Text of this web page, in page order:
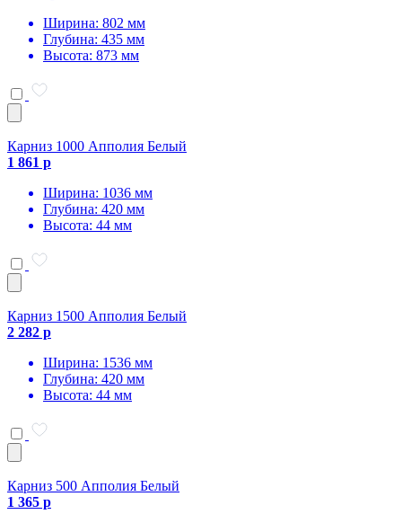
Ширина: 802 мм
Глубина: 435 мм
Высота: 873 мм
Карниз 1000 Апполия Белый
1 861 р
Ширина: 1036 мм
Глубина: 420 мм
Высота: 44 мм
Карниз 1500 Апполия Белый
2 282 р
Ширина: 1536 мм
Глубина: 420 мм
Высота: 44 мм
Карниз 500 Апполия Белый
1 365 р